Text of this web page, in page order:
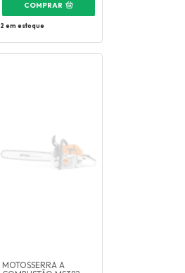
COMPRAR
2 em estoque
MOTOSSERRA A